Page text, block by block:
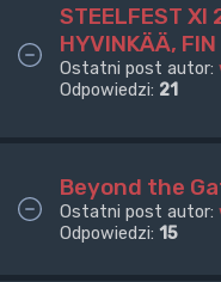
STEELFEST
HYVINKÄÄ, FIN
Ostatni post autor:
Odpowiedzi: 21
Beyond the
Ostatni post autor:
Odpowiedzi: 15